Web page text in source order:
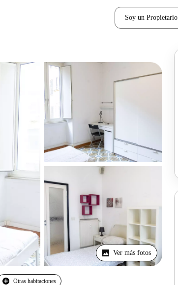
Soy un Propietario
Ver más fotos
Otras habitaciones